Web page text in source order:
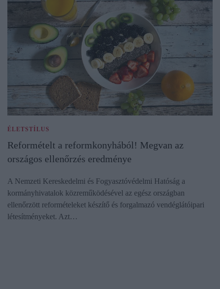
ÉLETSTÍLUS
Reformételt a reformkonyhából! Megvan az
országos ellenőrzés eredménye
A Nemzeti Kereskedelmi és Fogyasztóvédelmi Hatóság a
kormányhivatalok közreműködésével az egész országban
ellenőrzött reformételeket készítő és forgalmazó vendéglátóipari
létesítményeket. Azt…